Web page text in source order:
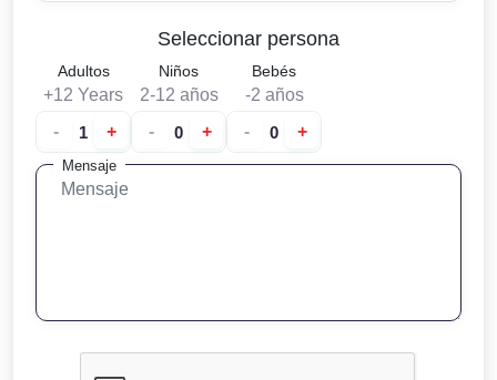
Seleccionar persona
Adultos
+12 Years
-
+
Niños
2-12 años
-
+
Bebés
-2 años
-
+
Mensaje